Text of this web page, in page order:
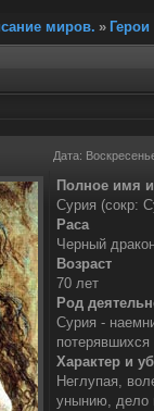
миров. »
Дата:
Полное имя
Сурия (сокр:
Раса
Черный
Возраст
70 лет
Род
Сурия -
Характер и
Неглупая,
унынию, дело